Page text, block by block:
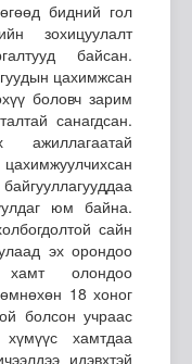
бидний гол
зохицуулалт
байсан.
цахимжсан
боловч зарим
санагдсан.
юм байна.
сайн
эх орондоо
олондоо
18 хоног
болсон учраас
хамтдаа
идэвхтэй